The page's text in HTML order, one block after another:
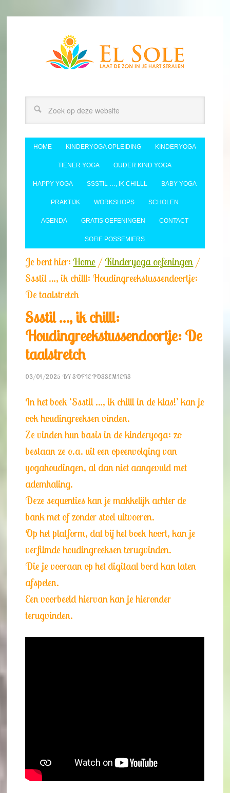
HOME KINDERYOGA OPLEIDING KINDERYOGA
TIENER YOGA OUDER KIND YOGA
HAPPY YOGA SSSTIL …, IK CHILLL BABY YOGA
PRAKTIJK WORKSHOPS SCHOLEN
AGENDA GRATIS OEFENINGEN CONTACT
SOFIE POSSEMIERS
Je bent hier: Home / Kinderyoga oefeningen /
Ssstil …, ik chilll: Houdingreekstussendoortje:
De taalstretch
Ssstil …, ik chilll:
Houdingreekstussendoortje: De
taalstretch
03/04/2025 BYSOFIE POSSEMIERS
In het boek ‘Ssstil …, ik chilll in de klas!’ kan je
ook houdingreeksen vinden.
Ze vinden hun basis in de kinderyoga: zo
bestaan ze o.a. uit een opeenvolging van
yogahoudingen, al dan niet aangevuld met
ademhaling.
Deze sequenties kan je makkelijk achter de
bank met of zonder stoel uitvoeren.
Op het platform, dat bij het boek hoort, kan je
verfilmde houdingreeksen terugvinden.
Die je vooraan op het digitaal bord kan laten
afspelen.
Een voorbeeld hiervan kan je hieronder
terugvinden.